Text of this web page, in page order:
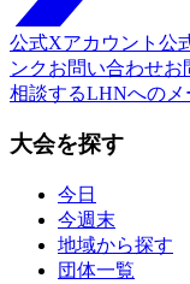
公式Xアカウント 公
ンクお問い合わせお
相談するLHNへのメ
大会を探す
今日
今週末
地域から探す
団体一覧